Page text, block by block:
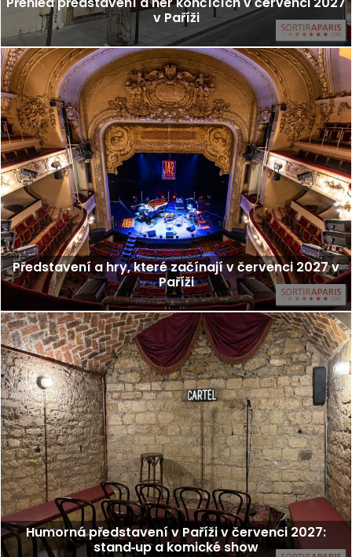
v Paříži
Představení a hry, které začínají v červenci 2027 v
Paříži
Humorná představení v Paříži v červenci 2027:
stand‑up a komické show